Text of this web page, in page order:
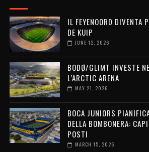
IL FEYENOORD DIVENTA
DE KUIP
JUNE 12, 2026
BODØ/GLIMT INVESTE
L’ARCTIC ARENA
MAY 21, 2026
BOCA JUNIORS
DELLA BOMBONERA:
POSTI
MARCH 15, 2026